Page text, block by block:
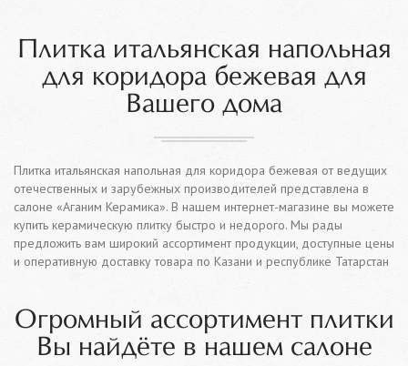
Плитка итальянская напольная
для коридора бежевая для
Вашего дома
Плитка итальянская напольная для коридора бежевая от ведущих
отечественных и зарубежных производителей представлена в
салоне «Аганим Керамика». В нашем интернет-магазине вы можете
купить керамическую плитку быстро и недорого. Мы рады
предложить вам широкий ассортимент продукции, доступные цены
и оперативную доставку товара по Казани и республике Татарстан
Огромный ассортимент плитки
Вы найдёте в нашем салоне